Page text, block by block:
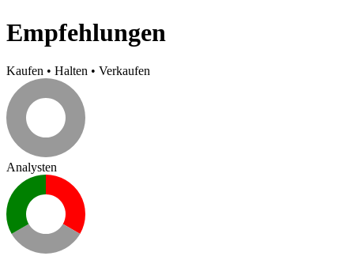
Empfehlungen
Kaufen • Halten • Verkaufen
Analysten